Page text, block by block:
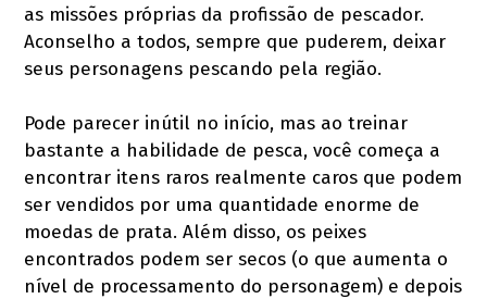
as missões próprias da profissão de pescador.
Aconselho a todos, sempre que puderem, deixar
seus personagens pescando pela região.
Pode parecer inútil no início, mas ao treinar
bastante a habilidade de pesca, você começa a
encontrar itens raros realmente caros que podem
ser vendidos por uma quantidade enorme de
moedas de prata. Além disso, os peixes
encontrados podem ser secos (o que aumenta o
nível de processamento do personagem) e depois